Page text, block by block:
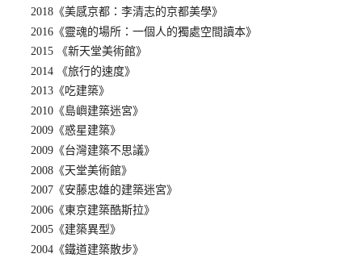
2018《美感京都：李清志的京都美學》
2016《靈魂的場所：一個人的獨處空間讀本》
2015 《新天堂美術館》
2014 《旅行的速度》
2013《吃建築》
2010《島嶼建築迷宮》
2009《惑星建築》
2009《台灣建築不思議》
2008《天堂美術館》
2007《安藤忠雄的建築迷宮》
2006《東京建築酷斯拉》
2005《建築異型》
2004《鐵道建築散步》